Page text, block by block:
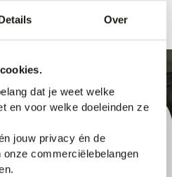
Over
dat je weet welke
en voor welke doeleinden ze
jouw privacy én de
commerciëlebelangen
ook